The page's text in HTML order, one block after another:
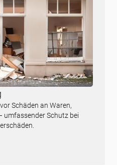
Schäden an Waren,
Schutz bei